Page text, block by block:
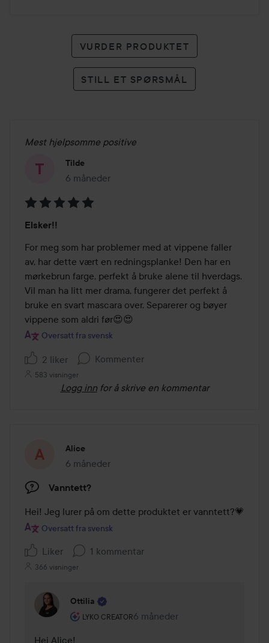
VURDER PRODUKTET
STILL ET SPØRSMÅL
Mest hjelpsomme positive
Tilde
6 måneder
Innlegget ble opprettet 6 måneder
5
av
5
Elsker!!
For meg som har problemer med at vippene faller
av, har dette vært en redningsplanke! Den har en
mørkebrun farge, perfekt å bruke alene til hverdags.
Vil man ha litt mer drama, fungerer det perfekt å
bruke en svart mascara over. Separerer og bøyer
vippene som aldri før😍😍
Oversatt fra svensk
2 liker Kommenter
583 visninger
Logg inn for å skrive en kommentar
Alice
6 måneder
Innlegget ble opprettet 6 måneder
Vanntett?
Hei! Jeg lurer på om dette produktet er vanntett?💗
Oversatt fra svensk
Liker 1 kommentar
366 visninger
Ottilia
LYKO CREATOR
Brukerens rolle: Lyko Creator.
6 måneder
Kommentaren lades 6 måneder
Hei Alice!